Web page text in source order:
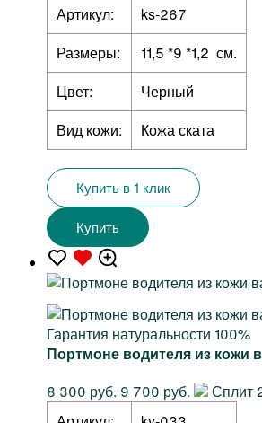
Артикул:
ks-267
Размеры:
11,5 *9 *1,2 см.
Цвет:
Черный
Вид кожи:
Кожа ската
Купить в 1 клик
Купить
Гарантия натуральности 100%
Портмоне водителя из кожи
8 300 руб. 9 700 руб.
Сплит